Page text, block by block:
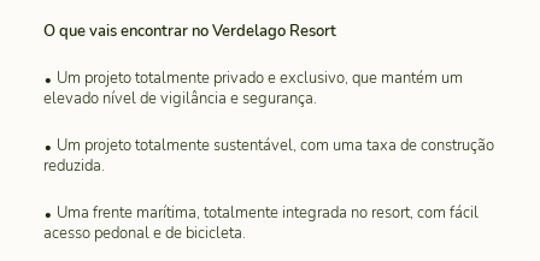
O que vais encontrar no Verdelago Resort
Um projeto totalmente privado e exclusivo, que mantém um
elevado nível de vigilância e segurança.
Um projeto totalmente sustentável, com uma taxa de construção
reduzida.
Uma frente marítima, totalmente integrada no resort, com fácil
acesso pedonal e de bicicleta.